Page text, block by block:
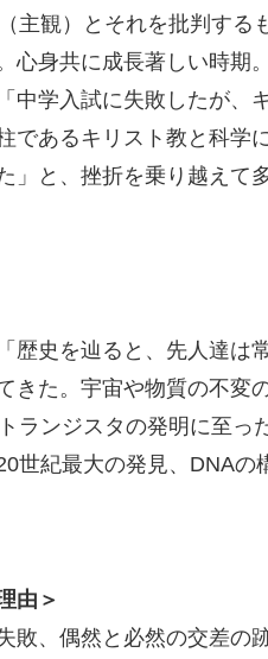
主観）とそれを批判する
心身共に成長著しい時期
中学入試に失敗したが、
であるキリスト教と科学
」と、挫折を乗り越えて
歴史を辿ると、先人達は
きた。宇宙や物質の不変
ランジスタの発明に至
世紀最大の発見、DNAの
由＞
敗、偶然と必然の交差の